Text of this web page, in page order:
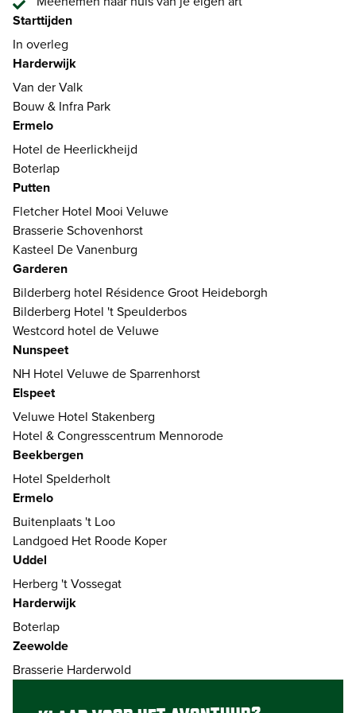
Starttijden
In overleg
Harderwijk
Van der Valk
Bouw & Infra Park
Ermelo
Hotel de Heerlickheijd
Boterlap
Putten
Fletcher Hotel Mooi Veluwe
Brasserie Schovenhorst
Kasteel De Vanenburg
Garderen
Bilderberg hotel Résidence Groot Heideborgh
Bilderberg Hotel 't Speulderbos
Westcord hotel de Veluwe
Nunspeet
NH Hotel Veluwe de Sparrenhorst
Elspeet
Veluwe Hotel Stakenberg
Hotel & Congresscentrum Mennorode
Beekbergen
Hotel Spelderholt
Ermelo
Buitenplaats 't Loo
Landgoed Het Roode Koper
Uddel
Herberg 't Vossegat
Harderwijk
Boterlap
Zeewolde
Brasserie Harderwold